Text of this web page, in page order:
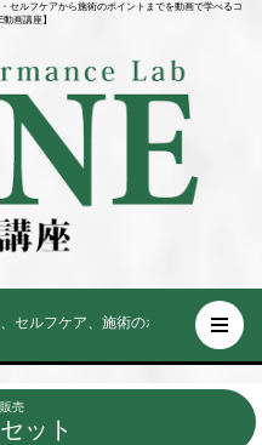
セルフケアから施術のポイントまでを動画で学べるコ
画講座】
フケア、施術のポイントまでを動
売
ット